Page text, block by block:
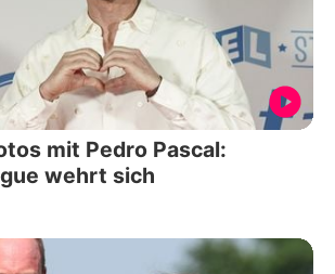
mit Pedro Pascal:
wehrt sich